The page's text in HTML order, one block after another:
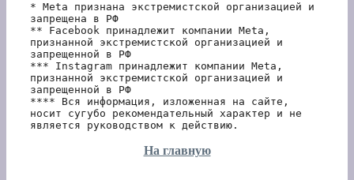
* Meta признана экстремистской организацией и
запрещена в РФ
** Facebook принадлежит компании Meta,
признанной экстремистской организацией и
запрещенной в РФ
*** Instagram принадлежит компании Meta,
признанной экстремистской организацией и
запрещенной в РФ
**** Вся информация, изложенная на сайте,
носит сугубо рекомендательный характер и не
является руководством к действию.
На главную